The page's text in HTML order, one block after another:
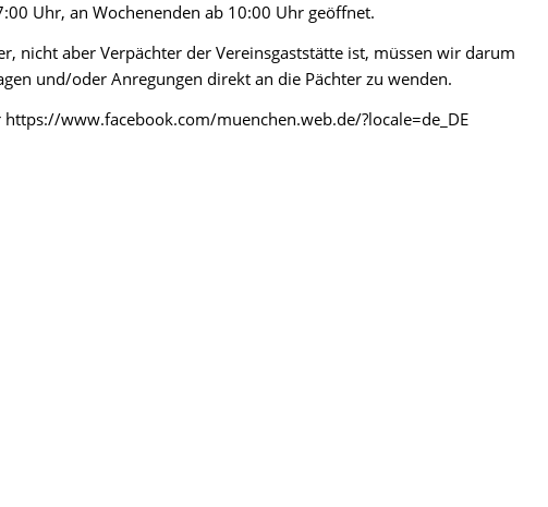
Uhr, an Wochenenden ab 10:00 Uhr geöffnet.
nicht aber Verpächter der Vereinsgaststätte ist, müssen wir darum
und/oder Anregungen direkt an die Pächter zu wenden.
www.facebook.com/muenchen.web.de/?locale=de_DE